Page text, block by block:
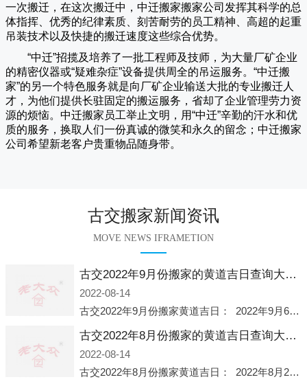
一次搬迁，在这次搬迁中， 中迁搬家搬家公司发挥其科学的总
体指挥、优秀的纪律素质、刻苦耐劳的员工精神、高超的起重
吊装技术以及快捷的搬迁速度这些综合优势。
“中迁”招揽及培养了一批工程师及技师，为大量厂矿企业
的精密仪器或“疑难杂症”设备提供周全的吊运服务。“中迁搬
家”的另一个特色服务就是向厂矿企业输送大批的专业搬迁人
才，为他们提供长驻固定的搬运服务，省却了企业管理劳力资
源的烦恼。 中迁搬家员工举止文明，用“中迁”辛勤的汗水和优
质的服务，换取人们一份真诚的微笑和永久的留念； 中迁搬家
公司希望新老客户贵重物品随身带。
古交搬家新闻资讯
MOVE NEWS IFRAMETION
古交2022年9月份搬家的黄道吉日查询大全一览表哪天适合搬家好日子
2022-08-14
古交2022年9月份搬家黄道吉日： 2022年9月6日 「星期二」 农历八月十一2022年9月12日 「星期一」 农历八月十七2022年9月16日 「星期五」 农历八月廿一2022年9月2
古交2022年8月份搬家的黄道吉日查询大全一览表哪天适合搬家好日子
2022-08-14
古交2022年8月份搬家黄道吉日： 2022年8月2日 「星期二」 农历七月初五2022年8月6日 「星期六」 农历七月初九2022年8月8日 「星期一」 农历七月十一2022年8月10日 「